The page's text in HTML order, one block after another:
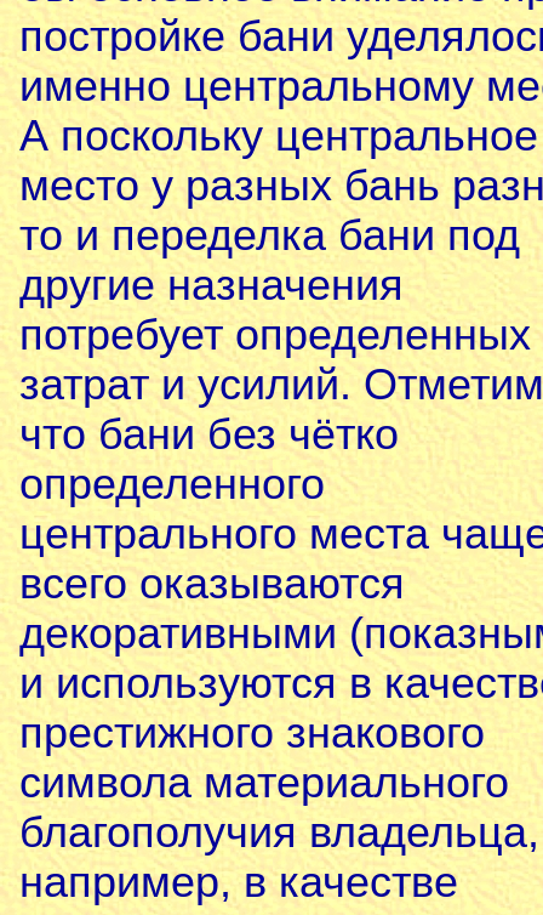
постройке бани
именно центральному
А поскольку центральное
место у разных бань
то и переделка бани под
другие назначения
потребует определенных
затрат и усилий.
что бани без чётко
определенного
центрального места
всего оказываются
декоративными
и используются в
престижного знакового
символа материального
благополучия владельца,
например, в качестве